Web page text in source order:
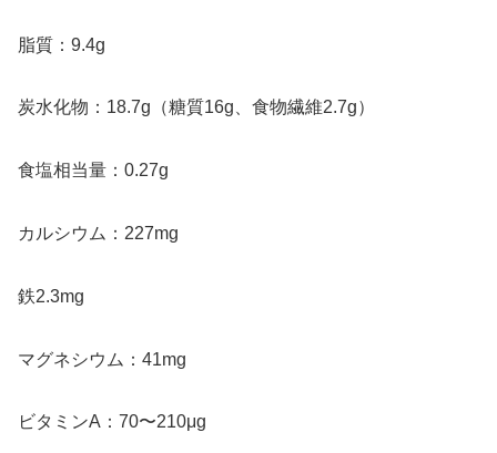
脂質：9.4g
炭水化物：18.7g（糖質16g、食物繊維2.7g）
食塩相当量：0.27g
カルシウム：227mg
鉄2.3mg
マグネシウム：41mg
ビタミンA：70〜210μg